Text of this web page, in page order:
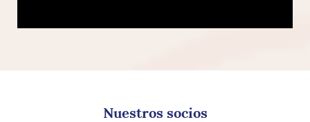
Nuestros socios